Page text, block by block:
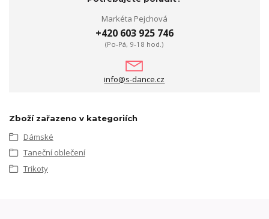
Markéta Pejchová
+420 603 925 746
(Po-Pá, 9-18 hod.)
info@s-dance.cz
Zboží zařazeno v kategoriích
Dámské
Taneční oblečení
Trikoty